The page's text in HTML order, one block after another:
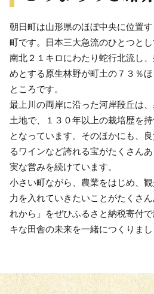
朝日町は山形県のほぼ中央に位置
町です。日本三大急流のひとつと
南北２１キロにわたり蛇行北流し
めとする原生林野が町土の７３％
ところです。
最上川の両岸に沿った河岸段丘は
土地で、１３０年以上の栽培歴を
となっています。そのほかにも、
るワインなど誇れる宝がたくさん
実な営みを続けています。
小さい町ながら、農業をはじめ、
力を入れていきたいことがたくさ
れから」をぜひふるさと納税寄付
キな田舎の未来を一緒につくりまし